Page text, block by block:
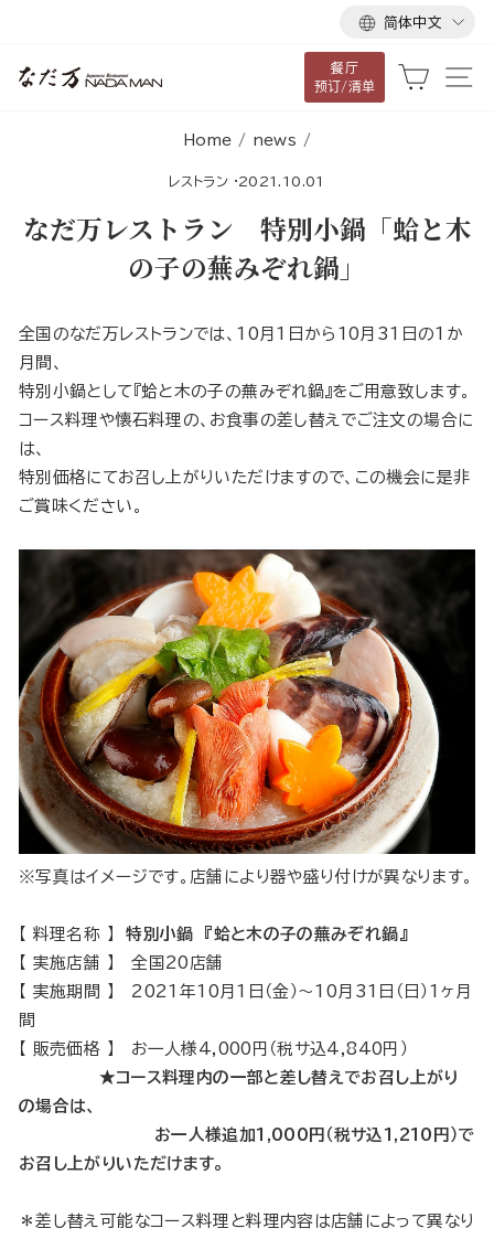
语
言
简体中文
餐厅
预订/清单
大车
Home / news /
レストラン ·2021.10.01
なだ万レストラン 特別小鍋「蛤と木
の子の蕪みぞれ鍋」
全国のなだ万レストランでは、10月1日から10月31日の1か
月間、
特別小鍋として『蛤と木の子の蕪みぞれ鍋』をご用意致します。
コース料理や懐石料理の、お食事の差し替えでご注文の場合に
は、
特別価格にてお召し上がりいただけますので、この機会に是非
ご賞味ください。
※写真はイメージです。店舗により器や盛り付けが異なります。
【 料理名称 】特別小鍋 『蛤と木の子の蕪みぞれ鍋』
【 実施店舗 】 全国20店舗
【 実施期間 】 2021年10月1日（金）～10月31日（日）1ヶ月
間
【 販売価格 】 お一人様4,000円（税サ込4,840円）
★コース料理内の一部と差し替えでお召し上がり
の場合は、
お一人様追加1,000円（税サ込1,210円）で
お召し上がりいただけます。
＊差し替え可能なコース料理と料理内容は店舗によって異なり